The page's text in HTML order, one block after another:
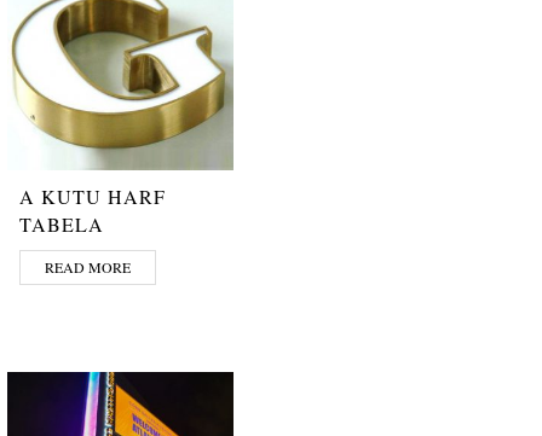
A KUTU HARF
TABELA
READ MORE